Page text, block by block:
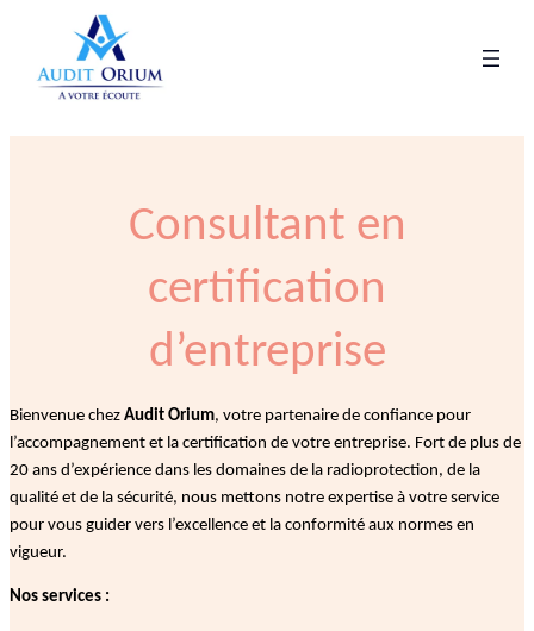
Consultant en
certification
d’entreprise
Bienvenue chez Audit Orium, votre partenaire de confiance pour
l’accompagnement et la certification de votre entreprise. Fort de plus de
20 ans d’expérience dans les domaines de la radioprotection, de la
qualité et de la sécurité, nous mettons notre expertise à votre service
pour vous guider vers l’excellence et la conformité aux normes en
vigueur.
Nos services :